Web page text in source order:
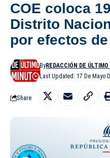
COE coloca
Distrito
por efectos
Last Updated: 17 De Mayo
ByREDACCIÓN DE
Share